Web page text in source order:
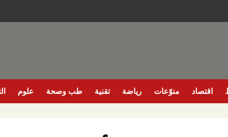
اقتصاد منوّعات رياضة تقنية طب وصحة علوم